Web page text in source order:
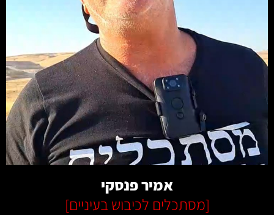
קרא עוד
אמיר פנסקי
[מסתכלים לכיבוש בעיניים]